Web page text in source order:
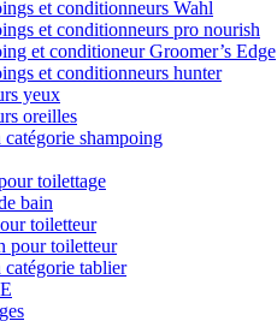
et conditionneurs Wahl
et conditionneurs pro nourish
et conditioneur Groomer’s Edge
et conditionneurs hunter
yeux
oreilles
catégorie shampoing
toilettage
bain
toiletteur
pour toiletteur
catégorie tablier